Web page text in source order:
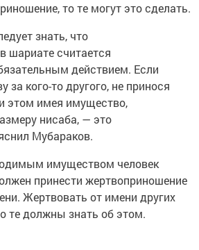
то те могут это сделать.
знать, что
шариате считается
действием. Если
за кого-то другого, не принося
этом имея имущество,
нисаба, — это
Мубараков.
имуществом человек
принести жертвоприношение
Жертвовать от имени других
те должны знать об этом.